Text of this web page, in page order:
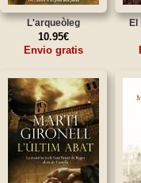
L'arqueòleg
10.95€
Envio gratis
El